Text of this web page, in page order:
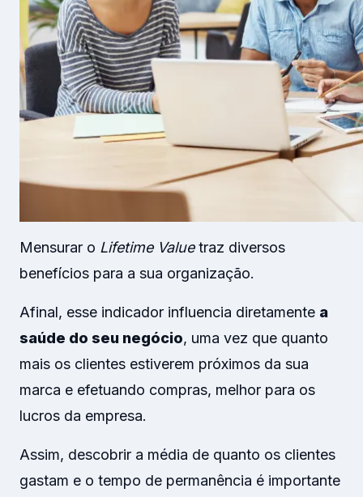
Mensurar o Lifetime Valuetraz diversos
benefícios para a sua organização.
Afinal, esse indicador influencia diretamente a
saúde do seu negócio, uma vez que quanto
mais os clientes estiverem próximos da sua
marca e efetuando compras, melhor para os
lucros da empresa.
Assim, descobrir a média de quanto os clientes
gastam e o tempo de permanência é importante